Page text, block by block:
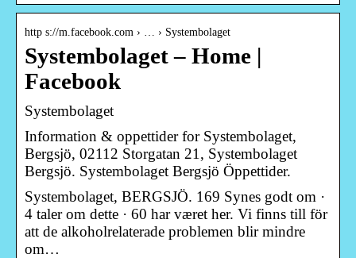
http s://m.facebook.com › … › Systembolaget
Systembolaget – Home |
Facebook
Systembolaget
Information & oppettider for Systembolaget,
Bergsjö, 02112 Storgatan 21, Systembolaget
Bergsjö. Systembolaget Bergsjö Öppettider.
Systembolaget, BERGSJÖ. 169 Synes godt om ·
4 taler om dette · 60 har været her. Vi finns till för
att de alkoholrelaterade problemen blir mindre
om…